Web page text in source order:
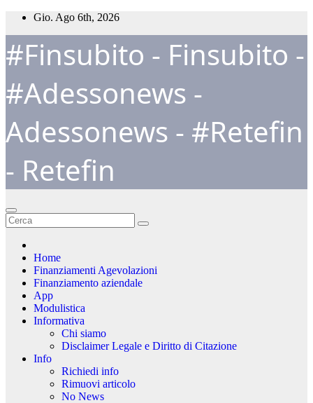
Salta
contenuto
Gio. Ago 6th, 2026
#Finsubito - Finsubito -
#Adessonews -
Adessonews - #Retefin
- Retefin
Home
Finanziamenti Agevolazioni
Finanziamento aziendale
App
Modulistica
Informativa
Chi siamo
Disclaimer Legale e Diritto di Citazione
Info
Richiedi info
Rimuovi articolo
No News